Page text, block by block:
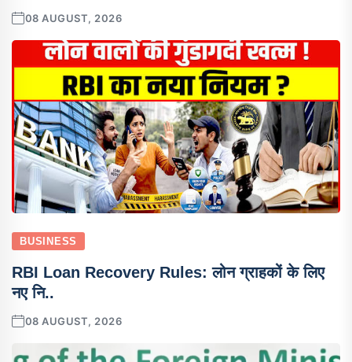
08 AUGUST, 2026
BUSINESS
RBI Loan Recovery Rules: लोन ग्राहकों के लिए
नए नि..
08 AUGUST, 2026